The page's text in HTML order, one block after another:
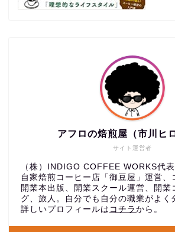
サイト運営者
アフロの焙煎屋（市川ヒ
（株）INDIGO COFFEE WORKS代表
自家焙煎コーヒー店「御豆屋」運営、
開業本出版、開業スクール運営、開業
グ、旅人。自分でも自分の職業がよく
詳しいプロフィールは コチラ から。